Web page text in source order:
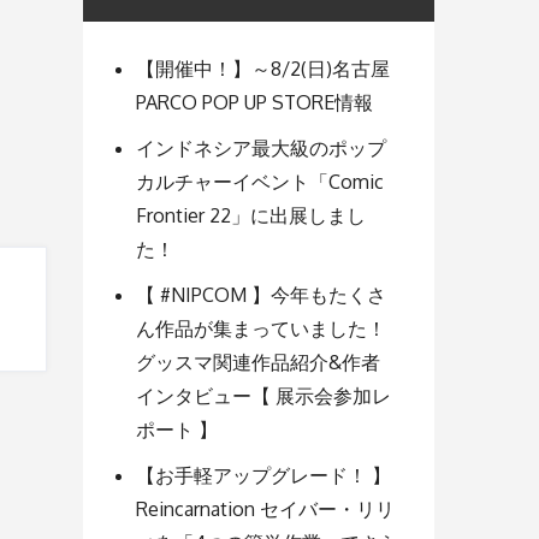
【開催中！】～8/2(日)名古屋
PARCO POP UP STORE情報
インドネシア最大級のポップ
カルチャーイベント「Comic
Frontier 22」に出展しまし
た！
【 #NIPCOM 】今年もたくさ
ん作品が集まっていました！
グッスマ関連作品紹介&作者
インタビュー【 展示会参加レ
ポート 】
【お手軽アップグレード！ 】
Reincarnation セイバー・リリ